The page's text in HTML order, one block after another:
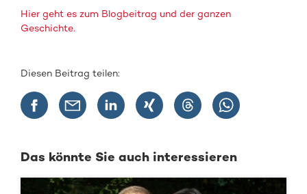
Hier geht es zum Blogbeitrag und der ganzen
Geschichte.
Diesen Beitrag teilen:
Das könnte Sie auch interessieren